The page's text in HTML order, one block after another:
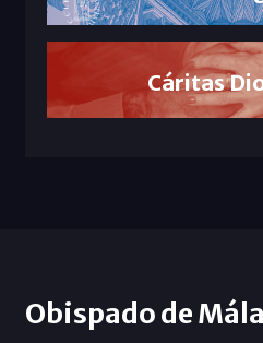
Cáritas
Obispado de